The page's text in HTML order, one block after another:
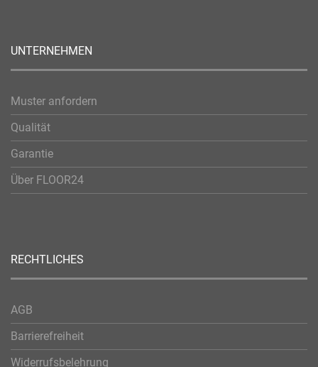
UNTERNEHMEN
Muster anfordern
Qualität
Garantie
Über FLOOR24
RECHTLICHES
AGB
Barrierefreiheit
Widerrufsbelehrung